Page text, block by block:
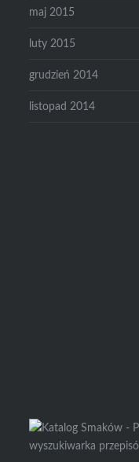
maj 2015
luty 2015
grudzień 2014
listopad 2014